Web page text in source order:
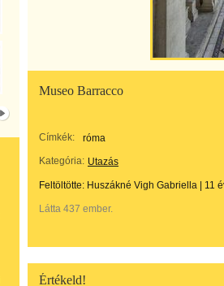
Museo Barracco
Címkék:
róma
Kategória: Utazás
Feltöltötte: Huszákné Vigh Gabriella 11
Látta 437 ember.
Értékeld!